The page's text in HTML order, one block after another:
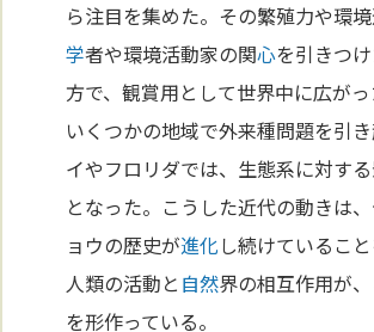
ら注目を集めた。その繁殖力や環
学者や環境活動家の関心を引きつ
方で、観賞用として世界中に広が
いくつかの地域で外来種問題を引
イやフロリダでは、生態系に対す
となった。こうした近代の動きは
ョウの歴史が進化し続けているこ
人類の活動と 自然界の相互作用が
を形作っている。